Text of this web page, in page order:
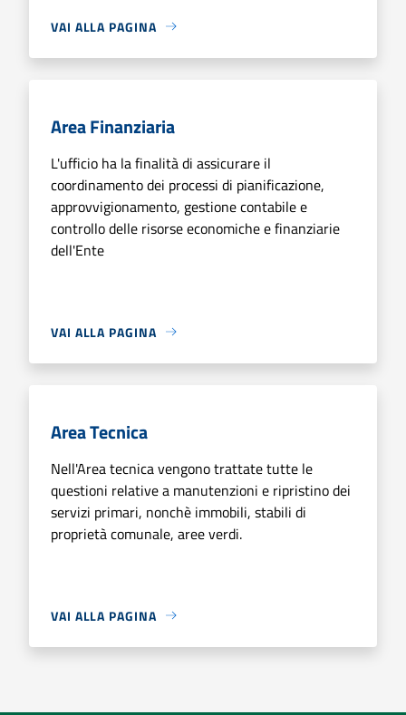
VAI ALLA PAGINA
Area Finanziaria
L'ufficio ha la finalità di assicurare il
coordinamento dei processi di pianificazione,
approvvigionamento, gestione contabile e
controllo delle risorse economiche e finanziarie
dell'Ente
VAI ALLA PAGINA
Area Tecnica
Nell'Area tecnica vengono trattate tutte le
questioni relative a manutenzioni e ripristino dei
servizi primari, nonchè immobili, stabili di
proprietà comunale, aree verdi.
VAI ALLA PAGINA